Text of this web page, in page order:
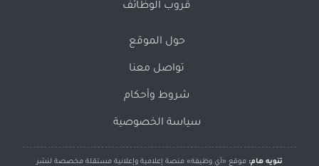
قروب الوظائف
حول الموقع
تواصل معنا
شروط وأحكام
سياسة الخصوصية
تنويه هام: موقع «أي وظيفة» منصة إعلامية وإعلانية مستقلة مخصصة لنشر